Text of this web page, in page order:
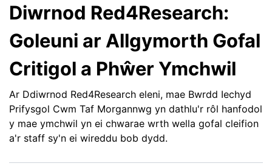
Diwrnod Red4Research:
Goleuni ar Allgymorth Gofal
Critigol a Phŵer Ymchwil
Ar Ddiwrnod Red4Research eleni, mae Bwrdd Iechyd
Prifysgol Cwm Taf Morgannwg yn dathlu'r rôl hanfodol
y mae ymchwil yn ei chwarae wrth wella gofal cleifion
a'r staff sy'n ei wireddu bob dydd.